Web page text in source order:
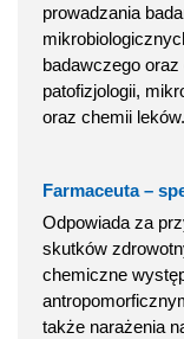
prowadzania
badawczego
patofizjologii,
oraz chemii leków.
Farmaceuta –
Odpowiada za
skutków
chemiczne
także narażenia